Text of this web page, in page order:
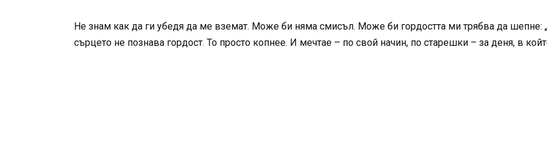
Не знам как да ги убедя да ме вземат. Може би няма смисъл. Може би гордостта ми трябва да шепне:
сърцето не познава гордост. То просто копнее. И мечтае – по свой начин, по старешки – за деня, в